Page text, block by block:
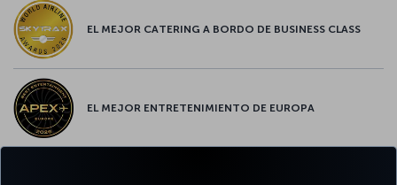
EL MEJOR CATERING A BORDO DE BUSINESS CLASS
EL MEJOR ENTRETENIMIENTO DE EUROPA